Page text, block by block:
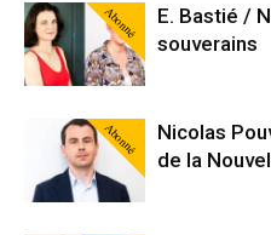
Abonné
E. Bastié /
souverains
Abonné
Nicolas
de la